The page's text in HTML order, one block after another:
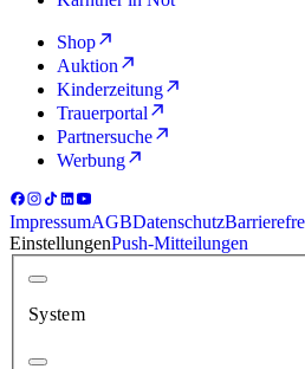
Shop
Auktion
Kinderzeitung
Trauerportal
Partnersuche
Werbung
ImpressumAGBDatenschutz
EinstellungenPush-Mitteilungen
System